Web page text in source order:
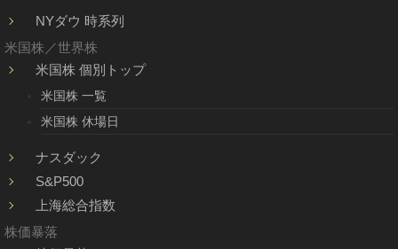
NYダウ 時系列
米国株／世界株
米国株 個別トップ
米国株 一覧
米国株 休場日
ナスダック
S&P500
上海総合指数
株価暴落